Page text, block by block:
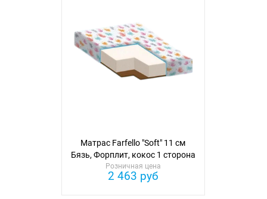
Матрас Farfello "Soft" 11 см
Бязь, Форплит, кокос 1 сторона
Розничная цена
2 463 руб